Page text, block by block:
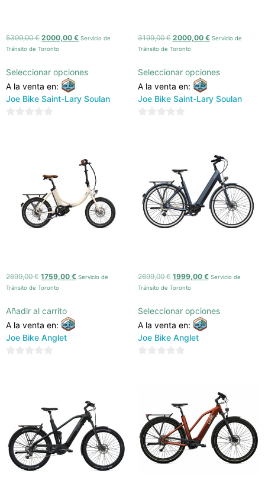
5399,00€ 2000,00 € Servicio de
Tránsito de Toronto
Seleccionar opciones
A la venta en:
Joe Bike Saint-Lary Soulan
3199,00€ 2000,00 € Servicio de
Tránsito de Toronto
Seleccionar opciones
A la venta en:
Joe Bike Saint-Lary Soulan
2699,00€ 1759,00 € Servicio de
Tránsito de Toronto
Añadir al carrito
A la venta en:
Joe Bike Anglet
2699,00€ 1999,00 € Servicio de
Tránsito de Toronto
Seleccionar opciones
A la venta en:
Joe Bike Anglet